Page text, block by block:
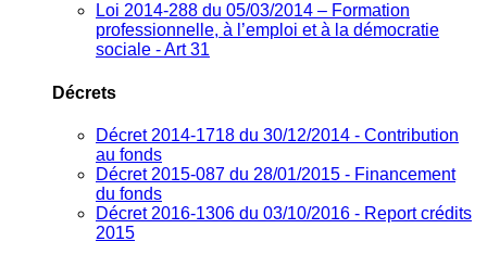
Loi 2014-288 du 05/03/2014 – Formation
professionnelle, à l’emploi et à la démocratie
sociale - Art 31
Décrets
Décret 2014-1718 du 30/12/2014 - Contribution
au fonds
Décret 2015-087 du 28/01/2015 - Financement
du fonds
Décret 2016-1306 du 03/10/2016 - Report crédits
2015